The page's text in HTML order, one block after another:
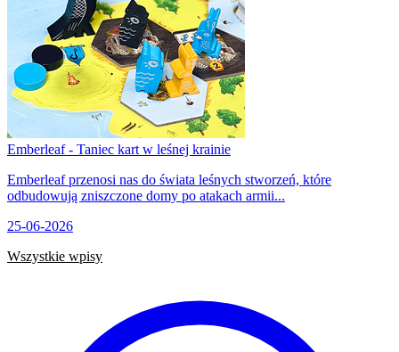
Emberleaf - Taniec kart w leśnej krainie
Emberleaf przenosi nas do świata leśnych stworzeń, które
odbudowują zniszczone domy po atakach armii...
25-06-2026
Wszystkie wpisy